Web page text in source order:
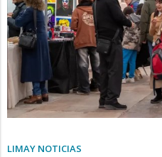
LIMAY NOTICIAS